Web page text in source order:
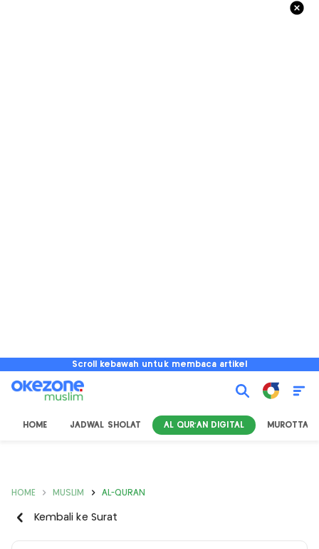
Scroll kebawah untuk membaca artikel
HOME JADWAL SHOLAT AL QUR'AN DIGITAL MUROTTAL
HOME MUSLIM AL-QURAN
Kembali ke Surat